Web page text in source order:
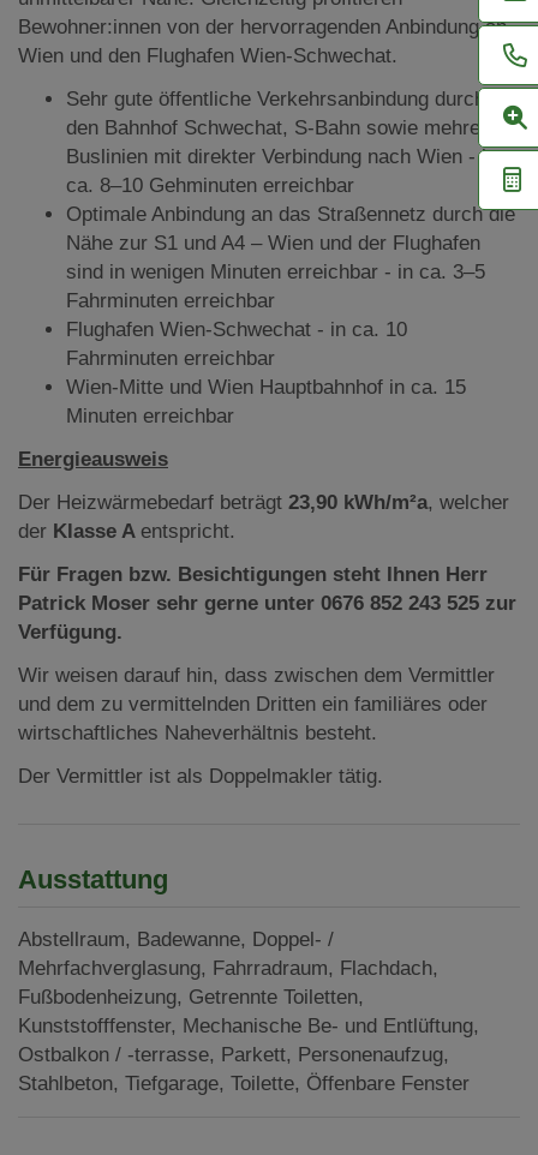
Bewohner:innen von der hervorragenden Anbindung an
Wien und den Flughafen Wien-Schwechat.
Sehr gute öffentliche Verkehrsanbindung durch
den Bahnhof Schwechat, S-Bahn sowie mehrere
Buslinien mit direkter Verbindung nach Wien - in
ca. 8–10 Gehminuten erreichbar
Optimale Anbindung an das Straßennetz durch die
Nähe zur S1 und A4 – Wien und der Flughafen
sind in wenigen Minuten erreichbar - in ca. 3–5
Fahrminuten erreichbar
Flughafen Wien-Schwechat - in ca. 10
Fahrminuten erreichbar
Wien-Mitte und Wien Hauptbahnhof in ca. 15
Minuten erreichbar
Energieausweis
Der Heizwärmebedarf beträgt 23,90 kWh/m²a, welcher
der Klasse A entspricht.
Für Fragen bzw. Besichtigungen steht Ihnen Herr
Patrick Moser sehr gerne unter 0676 852 243 525 zur
Verfügung.
Wir weisen darauf hin, dass zwischen dem Vermittler
und dem zu vermittelnden Dritten ein familiäres oder
wirtschaftliches Naheverhältnis besteht.
Der Vermittler ist als Doppelmakler tätig.
Ausstattung
Abstellraum Badewanne Doppel- /
Mehrfachverglasung Fahrradraum
Flachdach
Fußbodenheizung Getrennte Toiletten
Kunststofffenster Mechanische Be- und Entlüftung
Ostbalkon / -terrasse Parkett Personenaufzug
Stahlbeton Tiefgarage Toilette Öffenbare Fenster